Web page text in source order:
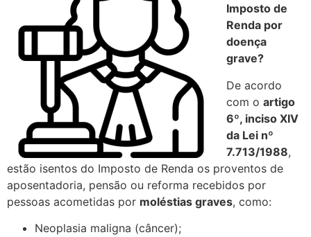
Imposto de
Renda por
doença
grave?
De acordo
com o artigo
6º, inciso XIV
da Lei nº
7.713/1988,
estão isentos do Imposto de Renda os proventos de
aposentadoria, pensão ou reforma recebidos por
pessoas acometidas por moléstias graves, como:
Neoplasia maligna (câncer);